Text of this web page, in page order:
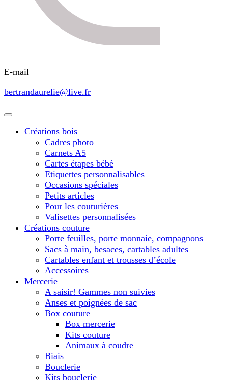
E-mail
bertrandaurelie@live.fr
Créations bois
Cadres photo
Carnets A5
Cartes étapes bébé
Etiquettes personnalisables
Occasions spéciales
Petits articles
Pour les couturières
Valisettes personnalisées
Créations couture
Porte feuilles, porte monnaie, compagnons
Sacs à main, besaces, cartables adultes
Cartables enfant et trousses d’école
Accessoires
Mercerie
A saisir! Gammes non suivies
Anses et poignées de sac
Box couture
Box mercerie
Kits couture
Animaux à coudre
Biais
Bouclerie
Kits bouclerie